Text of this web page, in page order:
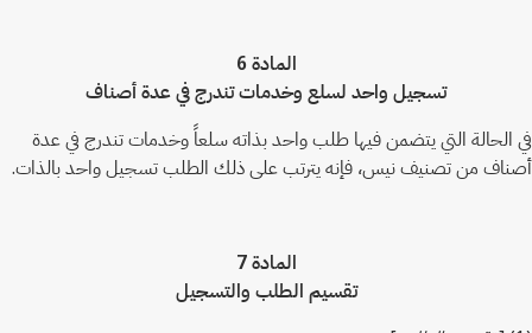
المادة 6
تسجيل واحد لسلع وخدمات تندرج في عدة أصناف
في الحالة التي يتضمن فيها طلب واحد بذاته سلعاً وخدمات تندرج في عدة
أصناف من تصنيف نيس، فإنه يترتب على ذلك الطلب تسجيل واحد بالذات.
المادة 7
تقسيم الطلب والتسجيل